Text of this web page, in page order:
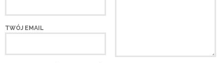
TWÓJ EMAIL